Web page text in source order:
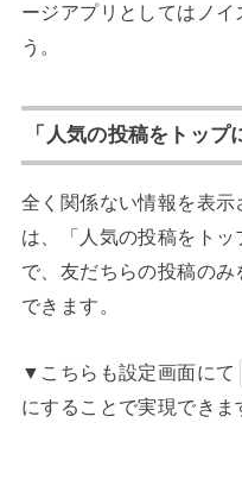
ージアプリとしてはノ
う。
「人気の投稿をトッ
全く関係ない情報を表
は、「人気の投稿をト
で、友だちらの投稿の
できます。
▼こちらも設定画面にて
にすることで実現できま